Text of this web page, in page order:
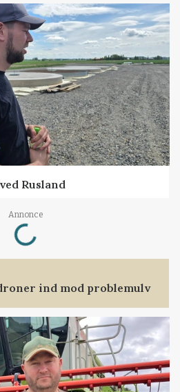
Rusland
Annonce
Loading...
ind mod problemulv